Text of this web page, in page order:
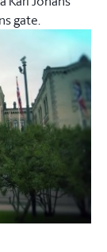
gate.